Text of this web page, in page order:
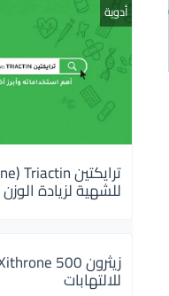
أدوية
للشهية لزيادة الوزن
للالتهابات